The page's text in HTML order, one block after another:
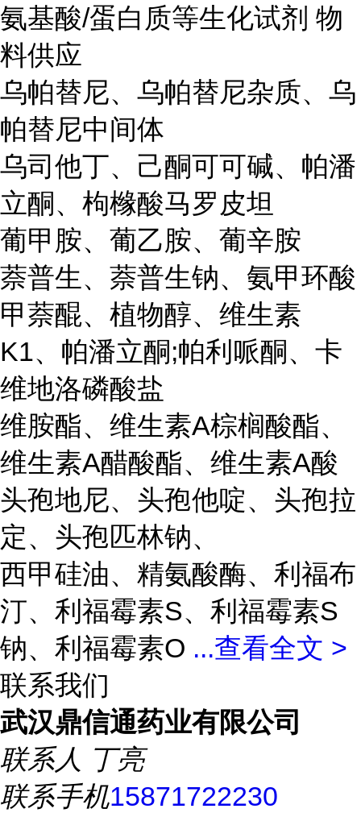
氨基酸/蛋白质等生化试剂 物
料供应
乌帕替尼、乌帕替尼杂质、乌
帕替尼中间体
乌司他丁、己酮可可碱、帕潘
立酮、枸橼酸马罗皮坦
葡甲胺、葡乙胺、葡辛胺
萘普生、萘普生钠、氨甲环酸
甲萘醌、植物醇、维生素
K1、帕潘立酮;帕利哌酮、卡
维地洛磷酸盐
维胺酯、维生素A棕榈酸酯、
维生素A醋酸酯、维生素A酸
头孢地尼、头孢他啶、头孢拉
定、头孢匹林钠、
西甲硅油、精氨酸酶、利福布
汀、利福霉素S、利福霉素S
钠、利福霉素O ...查看全文 >
联系我们
武汉鼎信通药业有限公司
联系人 丁亮
联系手机15871722230